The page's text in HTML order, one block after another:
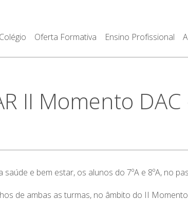
Oferta Formativa Ensino Profissional
II Momento
e bem estar, os alunos do 7ºA e 8ºA, no
de ambas as turmas, no âmbito do II